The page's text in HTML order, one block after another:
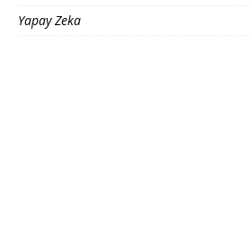
Yapay Zeka